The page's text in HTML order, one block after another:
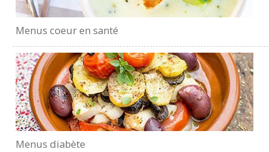
Menus coeur en santé
Menus diabète